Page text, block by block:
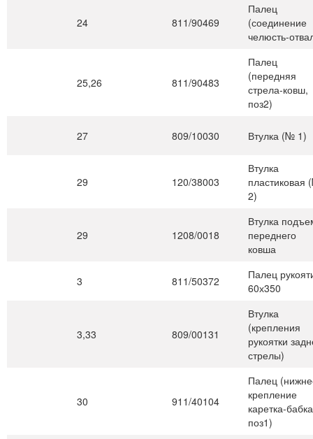
24 811/90469
Палец
(соединение
челюсть-
25,26 811/90483
Палец
(передняя
стрела-ковш,
поз2)
27 809/10030 Втулка (№ 1)
29 120/38003
Втулка
пластиковая
2)
29 1208/0018
Втулка
переднего
ковша
3 811/50372
Палец
60х350
3,33 809/00131
Втулка
(крепления
рукоятки
стрелы)
30 911/40104
Палец
крепление
каретка-
поз1)